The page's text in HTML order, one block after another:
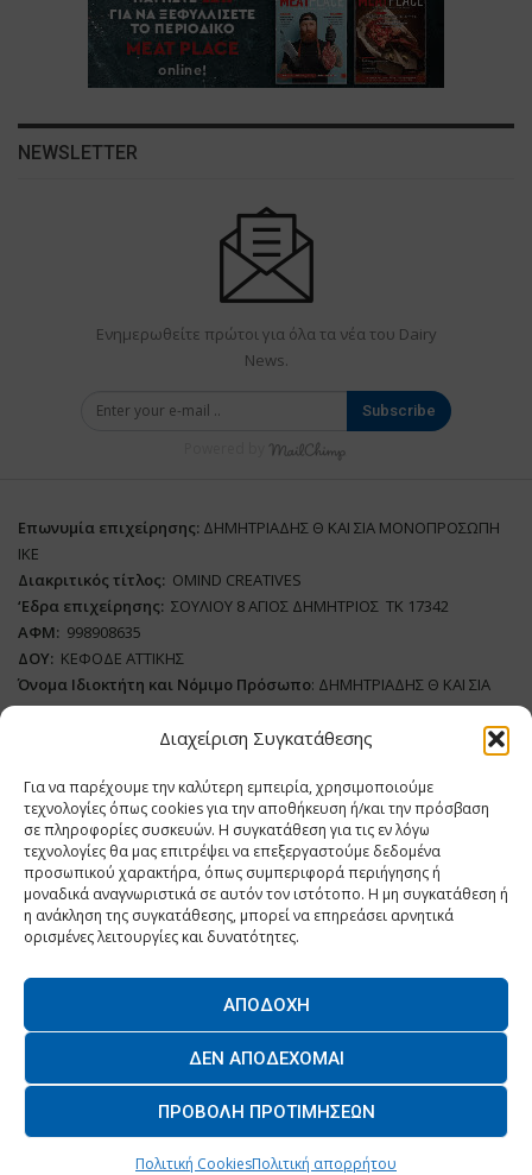
Διαχείριση Συγκατάθεσης
Για να παρέχουμε την καλύτερη εμπειρία, χρησιμοποιούμε
τεχνολογίες όπως cookies για την αποθήκευση ή/και την πρόσβαση
σε πληροφορίες συσκευών. Η συγκατάθεση για τις εν λόγω
τεχνολογίες θα μας επιτρέψει να επεξεργαστούμε δεδομένα
προσωπικού χαρακτήρα, όπως συμπεριφορά περιήγησης ή
μοναδικά αναγνωριστικά σε αυτόν τον ιστότοπο. Η μη συγκατάθεση ή
η ανάκληση της συγκατάθεσης, μπορεί να επηρεάσει αρνητικά
ορισμένες λειτουργίες και δυνατότητες.
ΑΠΟΔΟΧΉ
ΔΕΝ ΑΠΟΔΈΧΟΜΑΙ
ΠΡΟΒΟΛΉ ΠΡΟΤΙΜΉΣΕΩΝ
Πολιτική CookiesΠολιτική απορρήτου
NEWSLETTER
Ενημερωθείτε πρώτοι για όλα τα νέα του Dairy
News.
Subscribe
Επωνυμία επιχείρησης: ΔΗΜΗΤΡΙΑΔΗΣ Θ ΚΑΙ ΣΙΑ ΜΟΝΟΠΡΟΣΩΠΗ
ΙΚΕ
Διακριτικός τίτλος: ΟΜΙΝD CREATIVES
‘Eδρα επιχείρησης: ΣΟΥΛΙΟΥ 8 ΑΓΙΟΣ ΔΗΜΗΤΡΙΟΣ ΤΚ 17342
ΑΦΜ: 998908635
ΔΟΥ: ΚΕΦΟΔΕ ΑΤΤΙΚΗΣ
Όνομα Ιδιοκτήτη και Νόμιμο Πρόσωπο: ΔΗΜΗΤΡΙΑΔΗΣ Θ ΚΑΙ ΣΙΑ
ΜΟΝΟΠΡΟΣΩΠΗ ΙΚΕ
Domain:www.dairynews.gr
Δικαιούχος Domain:ΔΗΜΗΤΡΙΑΔΗΣ Θ ΚΑΙ ΣΙΑ ΜΟΝΟΠΡΟΣΩΠΗ ΙΚΕ
Διευθυντής: ΕΥΘΥΜΙΑΤΟΥ ΜΑΡΙΑ
Διαχειριστής:ΕΥΘΥΜΙΑΤΟΥ ΜΑΡΙΑ
Δήλωση Συμμόρφωσης
ΛΕΙΤΟΥΡΓΙΑ
ΕΠΙΧΕΙΡΗΣΕΙΣ
ΕΠΙΚΟΙΝΩΝΙΑ
© 2026 - All Rights Reserved. -Πολιτική Απορρήτου
Powered byBYTE A COOKIE